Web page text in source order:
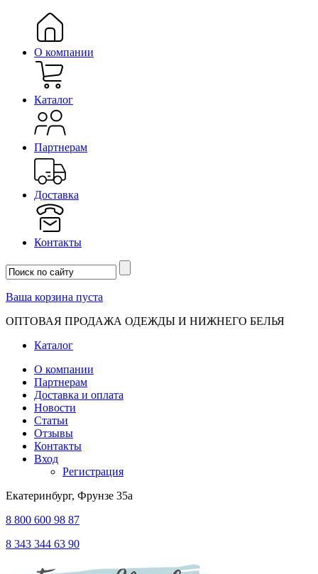
О компании
Каталог
Партнерам
Доставка
Контакты
Ваша корзина пуста
ОПТОВАЯ ПРОДАЖА ОДЕЖДЫ И НИЖНЕГО БЕЛЬЯ
Каталог
О компании
Партнерам
Доставка и оплата
Новости
Статьи
Отзывы
Контакты
Вход
Регистрация
Екатеринбург, Фрунзе 35а
8 800 600 98 87
8 343 344 63 90